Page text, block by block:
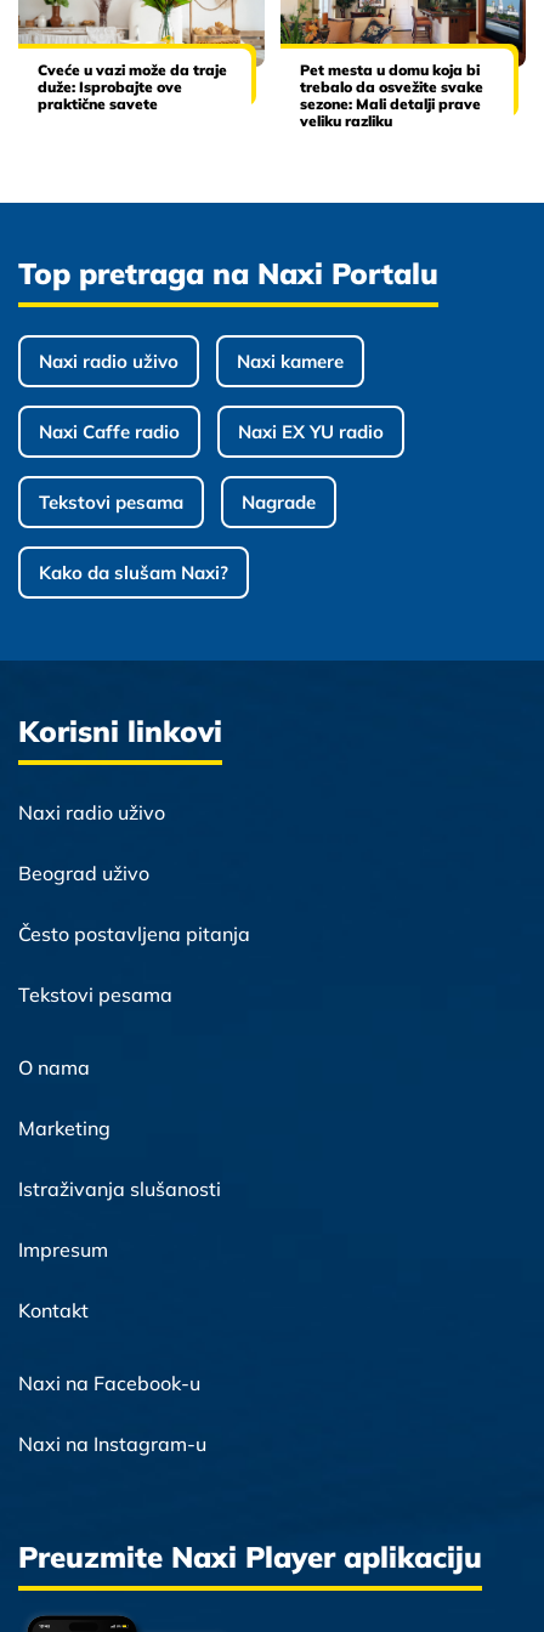
Cveće u vazi može da traje
duže: Isprobajte ove
praktične savete
Pet mesta u domu koja bi
trebalo da osvežite svake
sezone: Mali detalji prave
veliku razliku
Top pretraga na Naxi Portalu
Naxi radio uživo Naxi kamere
Naxi Caffe radio Naxi EX YU radio
Tekstovi pesama Nagrade
Kako da slušam Naxi?
Korisni linkovi
Naxi radio uživo
Beograd uživo
Često postavljena pitanja
Tekstovi pesama
O nama
Marketing
Istraživanja slušanosti
Impresum
Kontakt
Naxi na Facebook-u
Naxi na Instagram-u
Preuzmite Naxi Player aplikaciju